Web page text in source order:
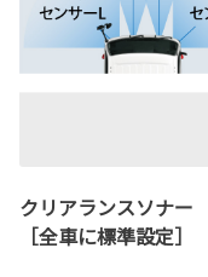
クリアランスソナー
［全車に標準設定］